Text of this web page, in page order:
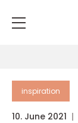
inspiration
10. June 2021